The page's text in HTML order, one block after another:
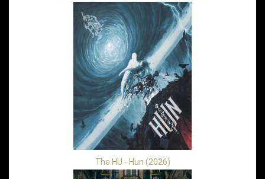
The HU - Hun (2026)